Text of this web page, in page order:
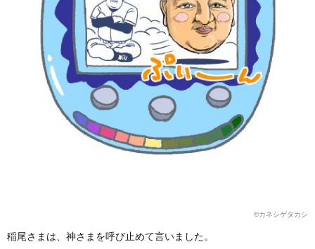
©︎カネシゲタカシ
稲尾さまは、神さまを呼び止めて言いました。